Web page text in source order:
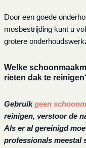
Door een goede
mosbestrijding kunt u
grotere
Welke
rieten dak te
Gebruikgeen
reinigen, verstoor de
Als er al gereinigd
professionals meestal